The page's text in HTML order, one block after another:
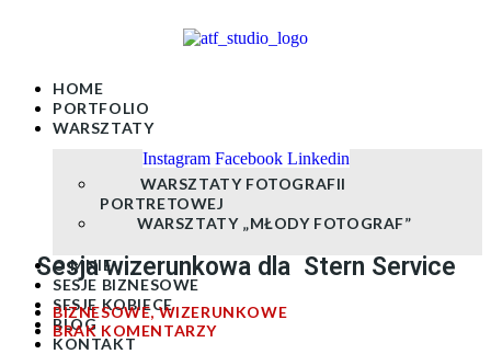
HOME
PORTFOLIO
WARSZTATY
WARSZTATY FOTOGRAFII
PORTRETOWEJ
WARSZTATY „MŁODY FOTOGRAF”
O MNIE
SESJE BIZNESOWE
SESJE KOBIECE
BLOG
KONTAKT
Instagram Facebook Linkedin
Sesja wizerunkowa dla Stern Service
BIZNESOWE,WIZERUNKOWE
BRAK KOMENTARZY